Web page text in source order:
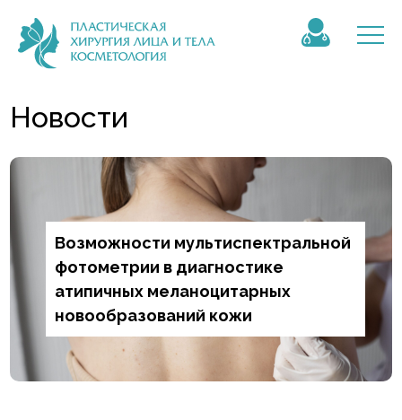
Новости
Возможности мультиспектральной
фотометрии в диагностике
атипичных меланоцитарных
новообразований кожи